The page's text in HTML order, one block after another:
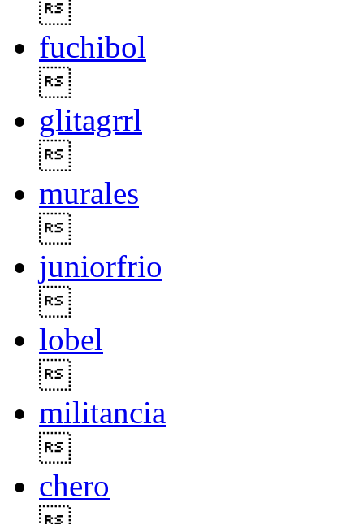
fuchibol
glitagrrl
murales
juniorfrio
lobel
militancia
chero